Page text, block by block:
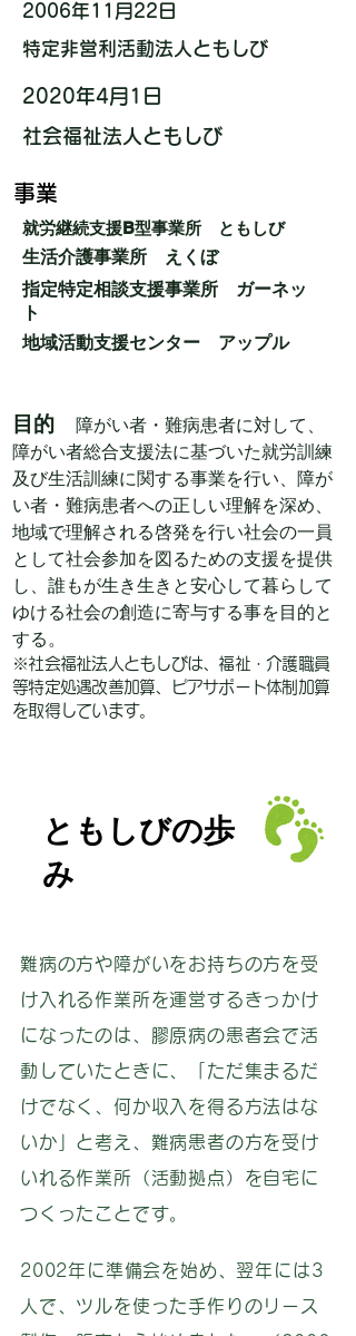
2006年11月22日
特定非営利活動法人ともしび
2020年4月1日
社会福祉法人ともしび
​事業
​就労継続支援B型事業所 ともしび
​生活介護事業所 えくぼ
指定特定相談支援事業所 ガーネッ
ト
地域活動支援センター アップル
目的 障がい者・難病患者に対して、
障がい者総合支援法に基づいた就労訓練
及び生活訓練に関する事業を行い、障が
い者・難病患者への正しい理解を深め、
地域で理解される啓発を行い社会の一員
として社会参加を図るための支援を提供
し、誰もが生き生きと安心して暮らして
ゆける社会の創造に寄与する事を目的と
する。
※​社会福祉法人ともしびは、福祉・介護職員
等特定処遇改善加算、ピアサポート体制加算
を取得しています。
ともしびの歩
み
難病の方や障がいをお持ちの方を受
け入れる作業所を運営するきっかけ
になったのは、膠原病の患者会で活
動していたときに、「ただ集まるだ
けでなく、何か収入を得る方法はな
いか」と考え、難病患者の方を受け
いれる作業所（活動拠点）を自宅に
つくったことです。
2002年に準備会を始め、翌年には3
人で、ツルを使った手作りのリース